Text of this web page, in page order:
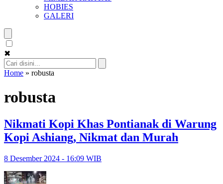
HOBIES
GALERI
✖
Home » robusta
robusta
Nikmati Kopi Khas Pontianak di Warung
Kopi Ashiang, Nikmat dan Murah
8 Desember 2024 - 16:09 WIB